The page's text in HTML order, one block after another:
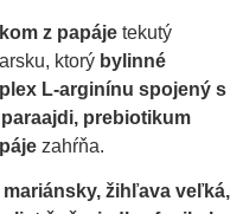
z papáje tekutý
ktorý bylinné
L-arginínu spojený s
prebiotikum
zahŕňa.
žihľava veľká,